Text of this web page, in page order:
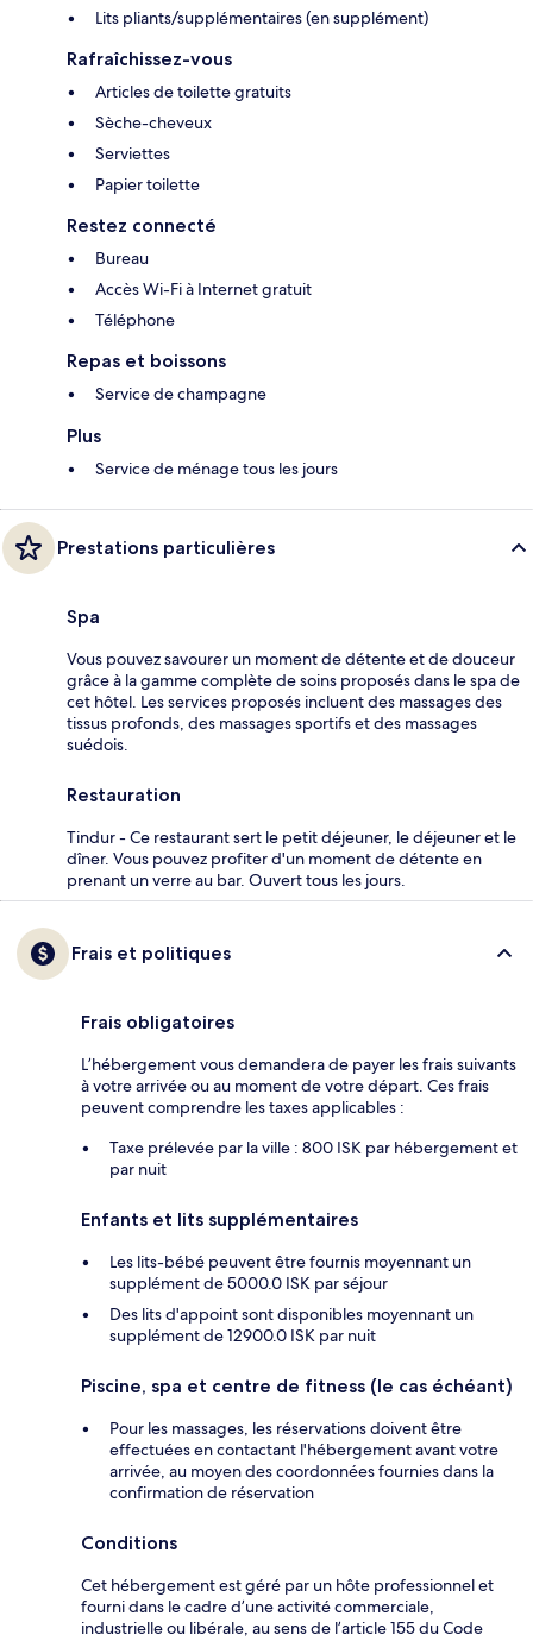
Lits pliants/supplémentaires (en supplément)
Rafraîchissez-vous
Articles de toilette gratuits
Sèche-cheveux
Serviettes
Papier toilette
Restez connecté
Bureau
Accès Wi-Fi à Internet gratuit
Téléphone
Repas et boissons
Service de champagne
Plus
Service de ménage tous les jours
Prestations particulières
Spa
Vous pouvez savourer un moment de détente et de douceur
grâce à la gamme complète de soins proposés dans le spa de
cet hôtel. Les services proposés incluent des massages des
tissus profonds, des massages sportifs et des massages
suédois.
Restauration
Tindur - Ce restaurant sert le petit déjeuner, le déjeuner et le
dîner. Vous pouvez profiter d'un moment de détente en
prenant un verre au bar. Ouvert tous les jours.
Frais et politiques
Frais obligatoires
L’hébergement vous demandera de payer les frais suivants
à votre arrivée ou au moment de votre départ. Ces frais
peuvent comprendre les taxes applicables :
Taxe prélevée par la ville : 800 ISK par hébergement et
par nuit
Enfants et lits supplémentaires
Les lits-bébé peuvent être fournis moyennant un
supplément de 5000.0 ISK par séjour
Des lits d'appoint sont disponibles moyennant un
supplément de 12900.0 ISK par nuit
Piscine, spa et centre de fitness (le cas échéant)
Pour les massages, les réservations doivent être
effectuées en contactant l'hébergement avant votre
arrivée, au moyen des coordonnées fournies dans la
confirmation de réservation
Conditions
Cet hébergement est géré par un hôte professionnel et
fourni dans le cadre d’une activité commerciale,
industrielle ou libérale, au sens de l’article 155 du Code